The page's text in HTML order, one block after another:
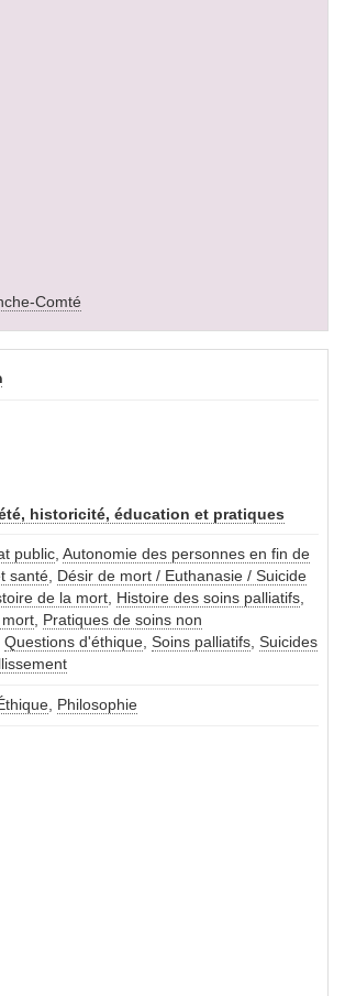
Comté
historicité, éducation et pratiques
public Autonomie des personnes en fin de
santé
Désir de mort / Euthanasie / Suicide
de la mort Histoire des soins palliatifs
mort
Pratiques de soins non
Questions d'éthique Soins palliatifs Suicides
Philosophie